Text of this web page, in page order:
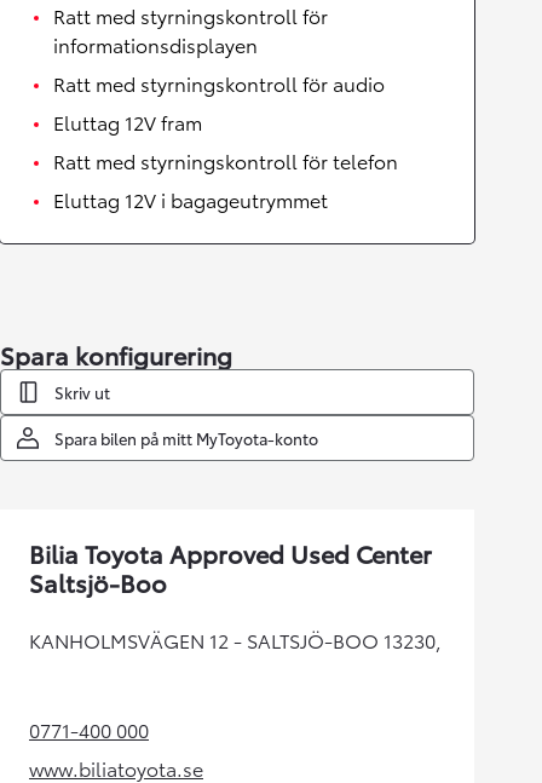
Ratt med styrningskontroll för
informationsdisplayen
Ratt med styrningskontroll för audio
Eluttag 12V fram
Ratt med styrningskontroll för telefon
Eluttag 12V i bagageutrymmet
Spara konfigurering
Skriv ut
Spara bilen på mitt MyToyota-konto
Bilia Toyota Approved Used Center
Saltsjö-Boo
KANHOLMSVÄGEN 12 - SALTSJÖ-BOO 13230,
0771-400 000(Opens in new tab)
www.biliatoyota.se